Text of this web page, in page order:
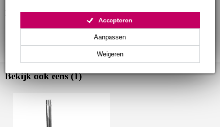
Weigeren
Aanpassen
Accepteren
Bekijk ook eens (4)
Bekijk ook eens (1)